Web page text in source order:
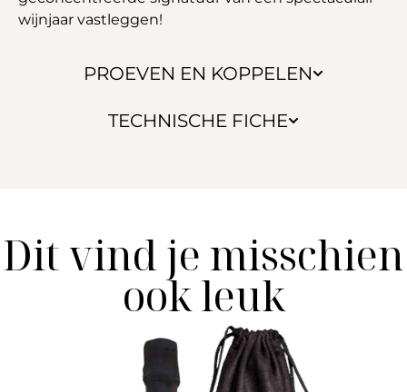
PROEVEN EN KOPPELEN
TECHNISCHE FICHE
wijnjaar vastleggen!
Dit vind je misschien
ook leuk